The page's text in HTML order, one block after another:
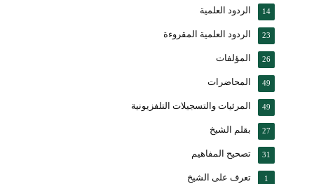
الردود العلمية 14
الردود العلمية المقروءة 23
المؤلفات 26
المحاضرات 49
المرئيات والتسجيلات التلفزيونية 49
بقلم الشيخ 27
تصحيح المفاهيم 31
تعرف على الشيخ 1